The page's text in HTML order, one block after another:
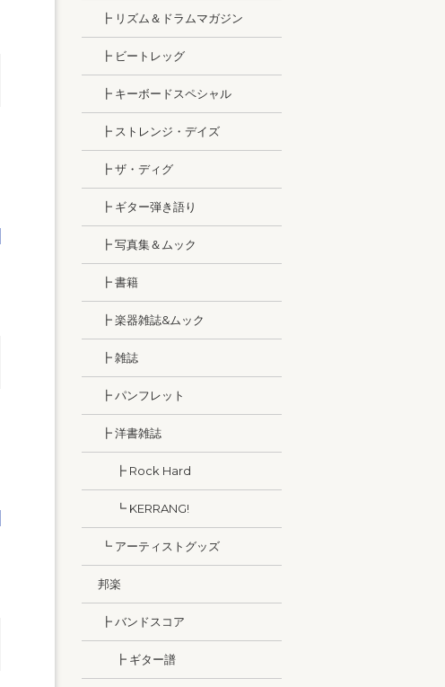
┣ リズム＆ドラムマガジン
┣ ビートレッグ
┣ キーボードスペシャル
┣ ストレンジ・デイズ
┣ ザ・ディグ
┣ ギター弾き語り
┣ 写真集＆ムック
┣ 書籍
┣ 楽器雑誌&ムック
┣ 雑誌
┣ パンフレット
┣ 洋書雑誌
┣ Rock Hard
┗ KERRANG!
┗ アーティストグッズ
邦楽
┣ バンドスコア
┣ ギター譜